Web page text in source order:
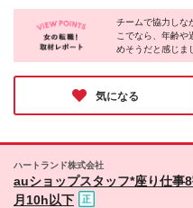
万6,152円＋各
収24万1,979
※上記には25
3,000円（想定残
詳細＞ ■関東
なし残業手当
補助制度など） ＜特に積極採用中！＞ 東京、
川、千葉、埼玉
リア＞ 【東北
千葉、埼玉、
井、新潟 【東
【中国】岡山
川 【九州】福岡、佐賀、
社の定める場所
チームで協力しな
こでなら、年齢や
めそうだと感じま
やすく、プライベ
が正当に評価され
いける制度がしっ
ア・収入」の好バ
気になる
ハートランド株式会社
auショップスタッフ*座り仕事
月10h以下